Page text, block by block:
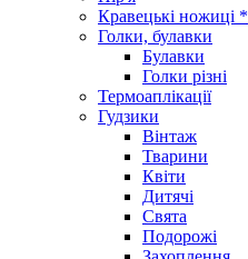
Кравецькі ножиці *
Голки, булавки
Булавки
Голки різні
Термоаплікації
Гудзики
Вінтаж
Тварини
Квіти
Дитячі
Свята
Подорожі